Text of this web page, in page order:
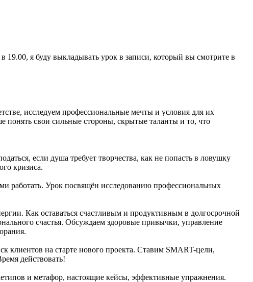
я буду выкладывать урок в записи, который вы смотрите в
исследуем профессиональные мечты и условия для их
свои сильные стороны, скрытые таланты и то, что
если душа требует творчества, как не попасть в ловушку
кризиса.
работать. Урок посвящён исследованию профессиональных
Как оставаться счастливым и продуктивным в долгосрочной
счастья. Обсуждаем здоровые привычки, управление
клиентов на старте нового проекта. Ставим SMART-цели,
действовать!
и метафор, настоящие кейсы, эффективные упражнения.